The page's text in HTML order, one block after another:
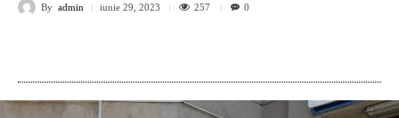
By admin iunie 29, 2023 257 0